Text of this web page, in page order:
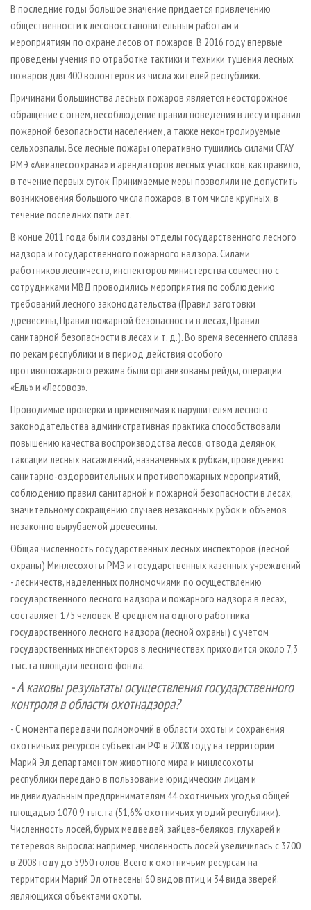
В последние годы большое значение придается привлечению
общественности к лесовосстановительным работам и
мероприятиям по охране лесов от пожаров. В 2016 году впервые
проведены учения по отработке тактики и техники тушения лесных
пожаров для 400 волонтеров из числа жителей республики.
Причинами большинства лесных пожаров является неосторожное
обращение с огнем, несоблюдение правил поведения в лесу и правил
пожарной безопасности населением, а также неконтролируемые
сельхозпалы. Все лесные пожары оперативно тушились силами СГАУ
РМЭ «Авиалесоохрана» и арендаторов лесных участков, как правило,
в течение первых суток. Принимаемые меры позволили не допустить
возникновения большого числа пожаров, в том числе крупных, в
течение последних пяти лет.
В конце 2011 года были созданы отделы государственного лесного
надзора и государственного пожарного надзора. Силами
работников лесничеств, инспекторов министерства совместно с
сотрудниками МВД проводились мероприятия по соблюдению
требований лесного законодательства (Правил заготовки
древесины, Правил пожарной безопасности в лесах, Правил
санитарной безопасности в лесах и т. д.). Во время весеннего сплава
по рекам республики и в период действия особого
противопожарного режима были организованы рейды, операции
«Ель» и «Лесовоз».
Проводимые проверки и применяемая к нарушителям лесного
законодательства административная практика способствовали
повышению качества воспроизводства лесов, отвода делянок,
таксации лесных насаждений, назначенных к рубкам, проведению
санитарно-оздоровительных и противопожарных мероприятий,
соблюдению правил санитарной и пожарной безопасности в лесах,
значительному сокращению случаев незаконных рубок и объемов
незаконно вырубаемой древесины.
Общая численность государственных лесных инспекторов (лесной
охраны) Минлесохоты РМЭ и государственных казенных учреждений
- лесничеств, наделенных полномочиями по осуществлению
государственного лесного надзора и пожарного надзора в лесах,
составляет 175 человек. В среднем на одного работника
государственного лесного надзора (лесной охраны) с учетом
государственных инспекторов в лесничествах приходится около 7,3
тыс. га площади лесного фонда.
- А каковы результаты осуществления государственного
контроля в области охотнадзора?
- С момента передачи полномочий в области охоты и сохранения
охотничьих ресурсов субъектам РФ в 2008 году на территории
Марий Эл департаментом животного мира и минлесохоты
республики передано в пользование юридическим лицам и
индивидуальным предпринимателям 44 охотничьих угодья общей
площадью 1070,9 тыс. га (51,6% охотничьих угодий республики).
Численность лосей, бурых медведей, зайцев-беляков, глухарей и
тетеревов выросла: например, численность лосей увеличилась с 3700
в 2008 году до 5950 голов. Всего к охотничьим ресурсам на
территории Марий Эл отнесены 60 видов птиц и 34 вида зверей,
являющихся объектами охоты.